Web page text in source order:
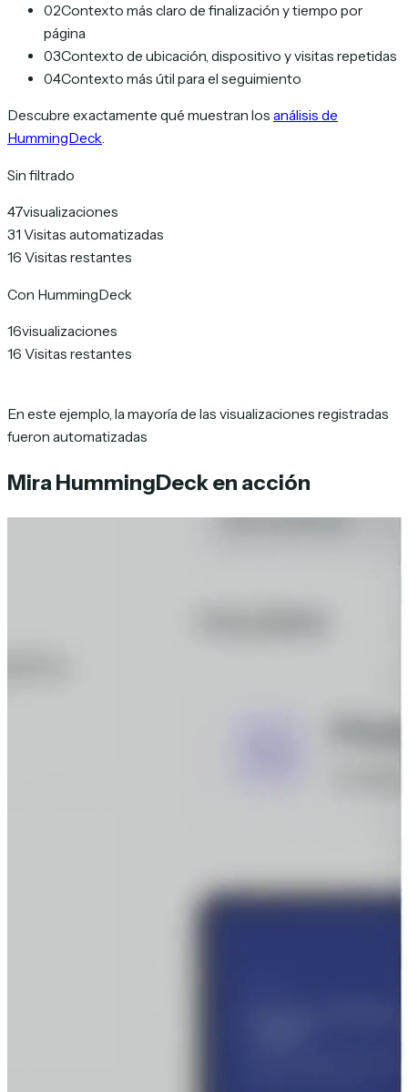
02Contexto más claro de finalización y tiempo por
página
03Contexto de ubicación, dispositivo y visitas repetidas
04Contexto más útil para el seguimiento
Descubre exactamente qué muestran los análisis de
HummingDeck.
Sin filtrado
47visualizaciones
31 Visitas automatizadas
16 Visitas restantes
Con HummingDeck
16visualizaciones
16 Visitas restantes
En este ejemplo, la mayoría de las visualizaciones registradas
fueron automatizadas
Mira HummingDeck en acción